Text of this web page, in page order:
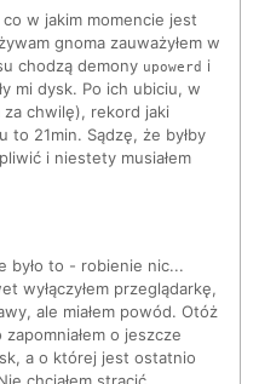
w jakim momencie jest
gnoma zauważyłem w
chodzą demony upowerd i
mi dysk. Po ich ubiciu, w
chwilę), rekord jaki
to 21min. Sądzę, że byłby
i niestety musiałem
było to - robienie nic...
wyłączyłem przeglądarkę,
ale miałem powód. Otóż
o jeszcze
a o której jest ostatnio